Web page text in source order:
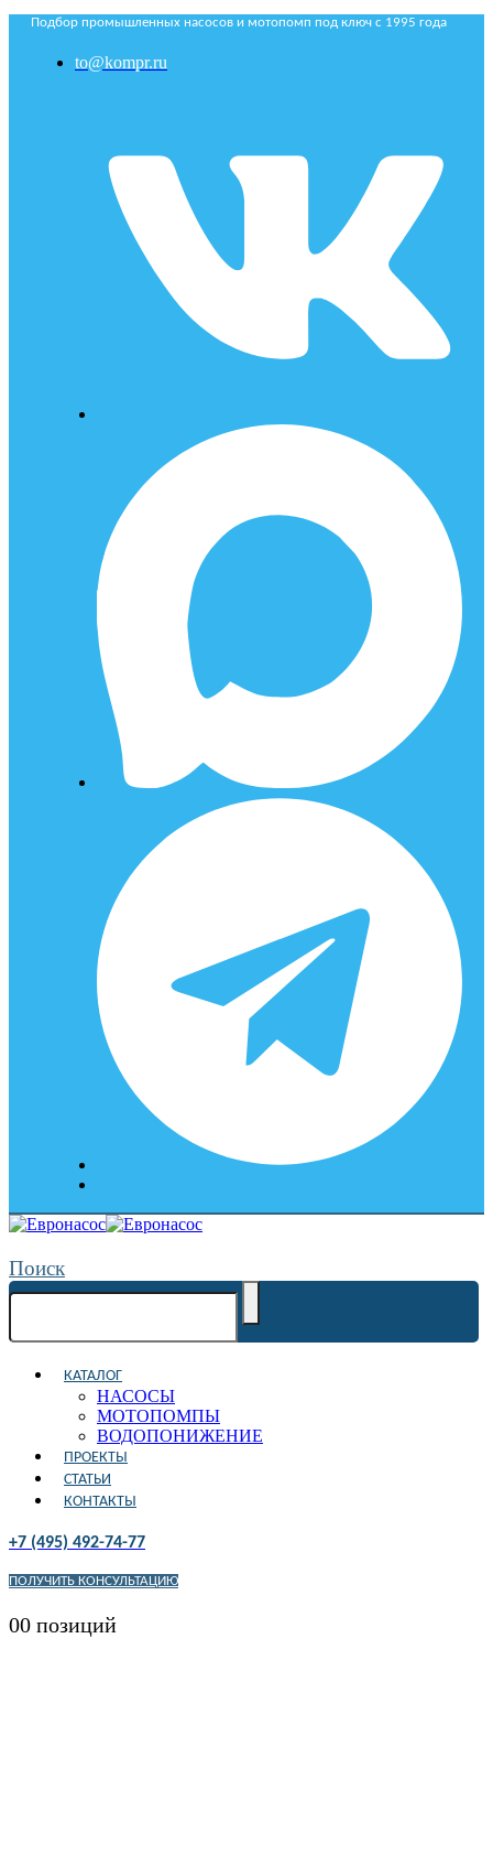
Подбор промышленных насосов и мотопомп под ключ с 1995 года
to@kompr.ru
Поиск
КАТАЛОГ
НАСОСЫ
МОТОПОМПЫ
ВОДОПОНИЖЕНИЕ
ПРОЕКТЫ
СТАТЬИ
КОНТАКТЫ
+7 (495) 492-74-77
ПОЛУЧИТЬ КОНСУЛЬТАЦИЮ
00 позиций